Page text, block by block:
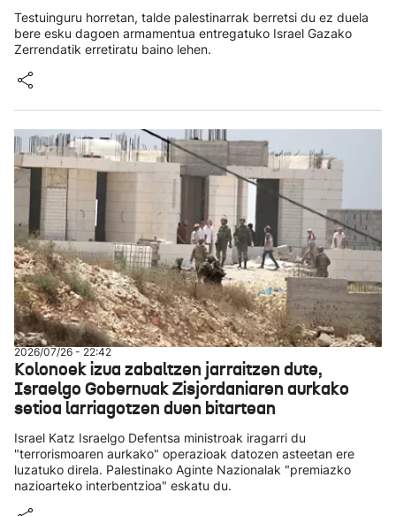
Testuinguru horretan, talde palestinarrak berretsi du ez duela
bere esku dagoen armamentua entregatuko Israel Gazako
Zerrendatik erretiratu baino lehen.
2026/07/26 - 22:42
Kolonoek izua zabaltzen jarraitzen dute,
Israelgo Gobernuak Zisjordaniaren aurkako
setioa larriagotzen duen bitartean
Israel Katz Israelgo Defentsa ministroak iragarri du
"terrorismoaren aurkako" operazioak datozen asteetan ere
luzatuko direla. Palestinako Aginte Nazionalak "premiazko
nazioarteko interbentzioa" eskatu du.